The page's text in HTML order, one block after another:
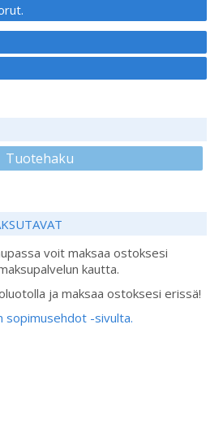
Tuotehaku
voit maksaa ostoksesi
kautta.
ja maksaa ostoksesi erissä!
sopimusehdot -sivulta.